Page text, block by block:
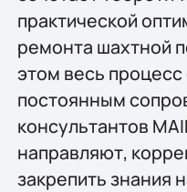
практической
ремонта шахтной
этом весь
постоянным
консультантов
направляют,
закрепить знания